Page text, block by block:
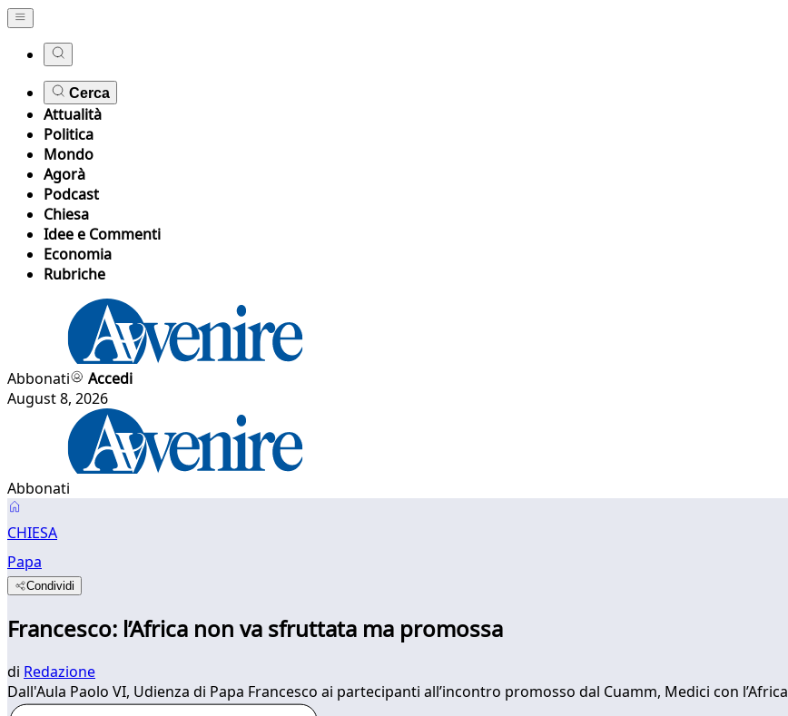
Cerca
Attualità
Politica
Mondo
Agorà
Podcast
Chiesa
Idee e Commenti
Economia
Rubriche
Abbonati
Accedi
August 8, 2026
Abbonati
CHIESA
Papa
Condividi
Francesco: l’Africa non va sfruttata ma promossa
di Redazione
Dall'Aula Paolo VI, Udienza di Papa Francesco ai partecipanti all’incontro promosso dal Cuamm, Medici con l’Africa